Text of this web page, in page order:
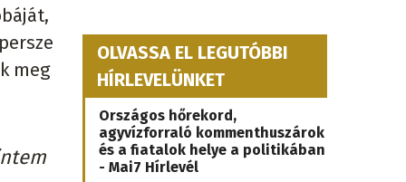
meg
OLVASSA EL LEGUTÓBBI
HÍRLEVELÜNKET
Országos hőrekord,
agyvízforraló kommenthuszárok
és a fiatalok helye a politikában
- Mai7 Hírlevél